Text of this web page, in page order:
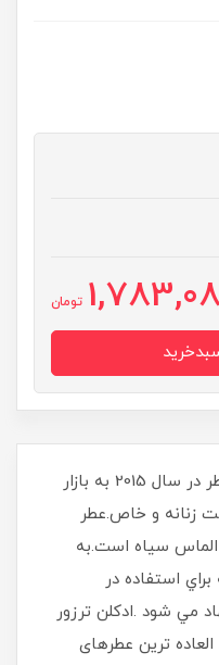
تومان
عطری است گرم و شیرین. این عطر در سال 2015 به بازار
زنانه و خاص.عطر
سياه است.به
استفاده در
مي شود .ادکلن ترزور
ترین عطرهای